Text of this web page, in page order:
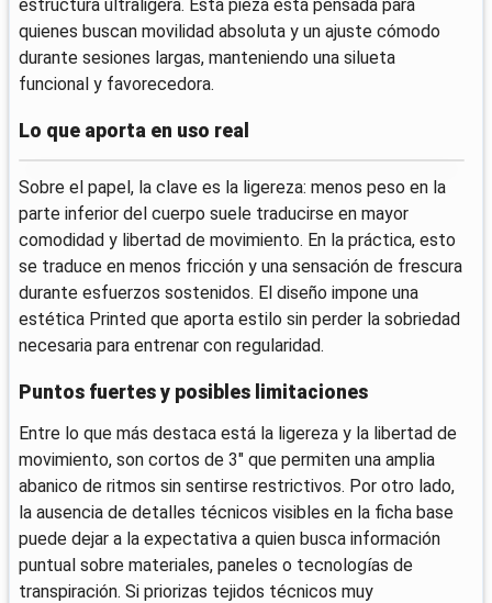
estructura ultraligera. Esta pieza está pensada para
quienes buscan movilidad absoluta y un ajuste cómodo
durante sesiones largas, manteniendo una silueta
funcional y favorecedora.
Lo que aporta en uso real
Sobre el papel, la clave es la ligereza: menos peso en la
parte inferior del cuerpo suele traducirse en mayor
comodidad y libertad de movimiento. En la práctica, esto
se traduce en menos fricción y una sensación de frescura
durante esfuerzos sostenidos. El diseño impone una
estética Printed que aporta estilo sin perder la sobriedad
necesaria para entrenar con regularidad.
Puntos fuertes y posibles limitaciones
Entre lo que más destaca está la ligereza y la libertad de
movimiento, son cortos de 3" que permiten una amplia
abanico de ritmos sin sentirse restrictivos. Por otro lado,
la ausencia de detalles técnicos visibles en la ficha base
puede dejar a la expectativa a quien busca información
puntual sobre materiales, paneles o tecnologías de
transpiración. Si priorizas tejidos técnicos muy